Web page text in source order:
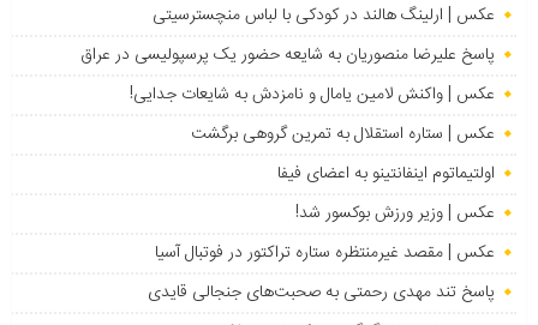
عکس | ارلینگ هالند در کودکی با لباس منچسترسیتی
پاسخ علیرضا منصوریان به شایعه حضور یک پرسپولیسی در عراق
عکس | واکنش لامین یامال و نامزدش به شایعات جدایی!
عکس | ستاره استقلال به تمرین گروهی برگشت
اولتیماتوم اینفانتینو به اعضای فیفا
عکس | وزیر ورزش بوکسور شد!
عکس | مقصد غیرمنتظره ستاره تراکتور در فوتبال آسیا
پاسخ تند مهدی رحمتی به صحبت‌های جنجالی قایدی